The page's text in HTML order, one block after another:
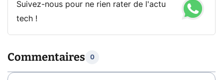
Suivez-nous pour ne rien rater de l'actu
tech !
Commentaires 0